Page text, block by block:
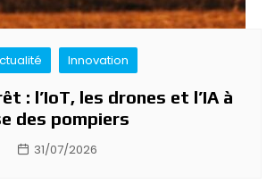
Innovation
: l’IoT, les drones et l’IA à
des pompiers
31/07/2026